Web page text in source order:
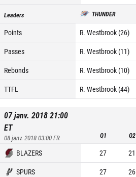
Leaders THUNDER
Points R. Westbrook (26)
Passes
R. Westbrook (11)
Rebonds
R. Westbrook (10)
TTFL
R. Westbrook (44)
07 janv. 2018 21:00
ET
08 janv. 2018 03:00FR Q1 Q2
BLAZERS 27 21
SPURS
27 26